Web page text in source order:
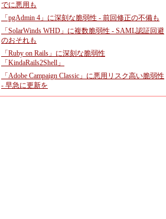
でに悪用も
「pgAdmin 4」に深刻な脆弱性 - 前回修正の不備も
「SolarWinds WHD」に複数脆弱性 - SAML認証回避
のおそれも
「Ruby on Rails」に深刻な脆弱性
「KindaRails2Shell」
「Adobe Campaign Classic」に悪用リスク高い脆弱性
- 早急に更新を